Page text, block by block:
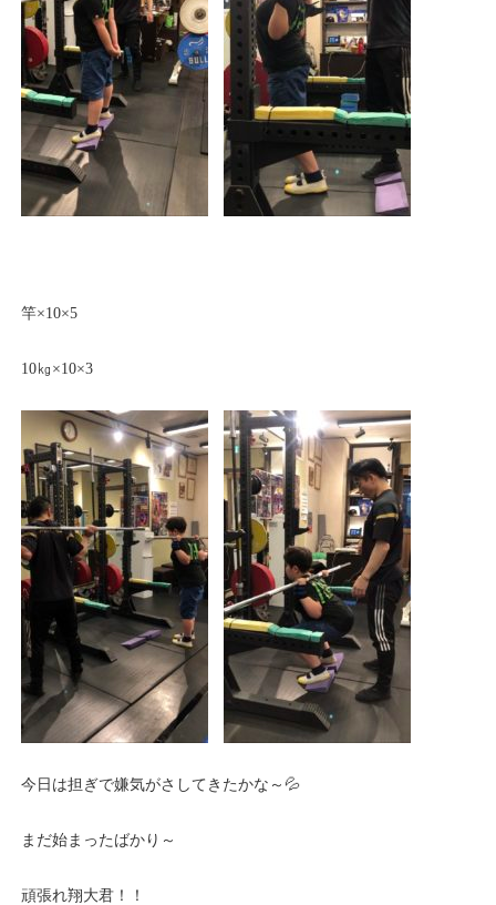
竿×10×5
10㎏×10×3
今日は担ぎで嫌気がさしてきたかな～💦
まだ始まったばかり～
頑張れ翔大君！！